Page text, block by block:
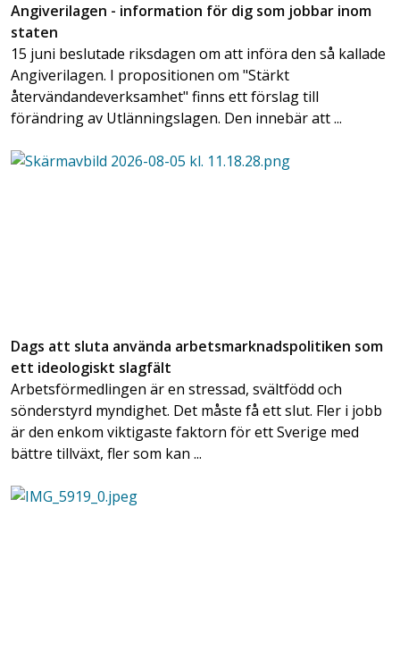
Angiverilagen - information för dig som jobbar inom
staten
15 juni beslutade riksdagen om att införa den så kallade
Angiverilagen. I propositionen om "Stärkt
återvändandeverksamhet" finns ett förslag till
förändring av Utlänningslagen. Den innebär att ...
Dags att sluta använda arbetsmarknadspolitiken som
ett ideologiskt slagfält
Arbetsförmedlingen är en stressad, svältfödd och
sönderstyrd myndighet. Det måste få ett slut. Fler i jobb
är den enkom viktigaste faktorn för ett Sverige med
bättre tillväxt, fler som kan ...